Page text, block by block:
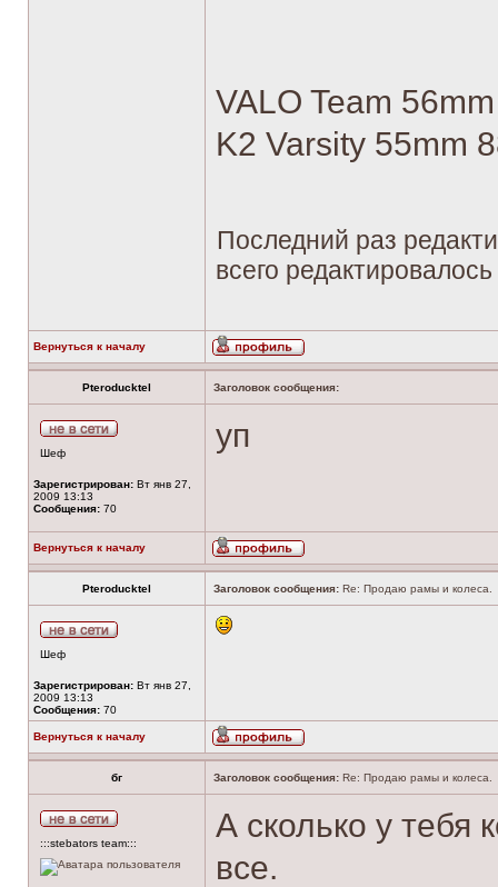
VALO Team
K2 Varsity 55mm
Последний раз
всего
Вернуться к началу
Pteroducktel Заголовок сообщения:
Шеф
Зарегистрирован: Вт янв 27,
2009 13:13
Сообщения: 70
уп
Вернуться к началу
Pteroducktel Заголовок сообщения: Re: Продаю рамы и колеса.
Шеф
Зарегистрирован: Вт янв 27,
2009 13:13
Сообщения: 70
Вернуться к началу
бг Заголовок сообщения: Re: Продаю рамы и колеса.
:::stebators team:::
А сколько у тебя
все.